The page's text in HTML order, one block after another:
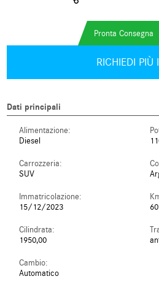
RICHIEDI PIÙ
Dati principali
Alimentazione:
Diesel
Carrozzeria:
SUV
Immatricolazione:
15/12/2023
Cilindrata:
1950,00
Cambio:
Automatico